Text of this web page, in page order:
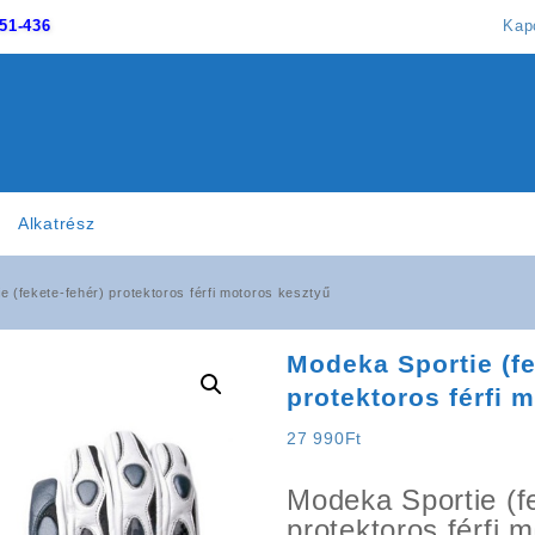
436
Alkatrész
(fekete-fehér) protektoros férfi motoros kesztyű
Modeka Sportie
protektoros férfi
27 990Ft
Modeka Sportie